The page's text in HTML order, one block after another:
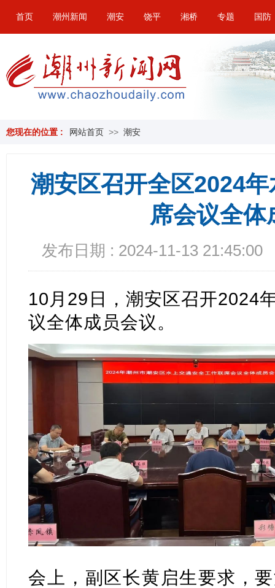
首页 潮州新闻 潮安 饶平 湘桥 专题 国防
您现在的位置 : 网站首页 >> 潮安
潮安区召开全区2024
席会议全体
发布日期 : 2024-11-13 21:45:00
10月29日，潮安区召开2024
议全体成员会议。
会上，副区长黄启生要求，